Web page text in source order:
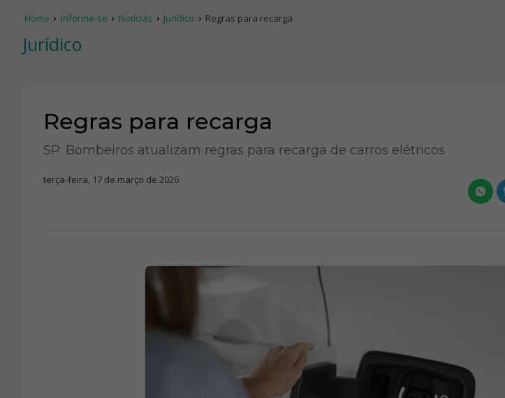
Home Informe-se Notícias Jurídico Regras para recarga
Jurídico
Regras para recarga
SP: Bombeiros atualizam regras para recarga de carros elétricos
terça-feira, 17 de março de 2026